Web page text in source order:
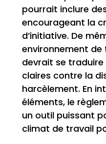
pourrait inclure
encourageant la
d’initiative. De
environnement de
devrait se
claires contre la
harcèlement. En
éléments, le
un outil puissant
climat de travail